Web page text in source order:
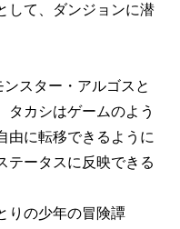
して、ダンジョンに潜
スター・アルゴスと
タカシはゲームのよう
由に転移できるように
テータスに反映できる
りの少年の冒険譚